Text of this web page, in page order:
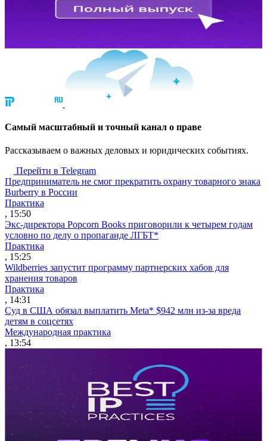
Cамый масштабный и точный канал о праве
Рассказываем о важных деловых и юридических событиях.
Перейти в Telegram
Предприниматель не смог прекратить охрану товарного знака
Burberry в России
Практика
, 15:50
Экс-директора Popcorn Books приговорили к четырем годам
условно по делу о пропаганде ЛГБТ*
Практика
, 15:25
Wildberries запустит программу партнерских хабов для
хранения товаров
Практика
, 14:31
Суд в США обязал выплатить Meta* $942 млн из-за вреда
детям в соцсетях
Международная практика
, 13:54